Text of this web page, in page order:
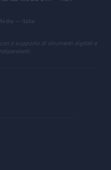
— Italia
il supporto di strumenti digitali e